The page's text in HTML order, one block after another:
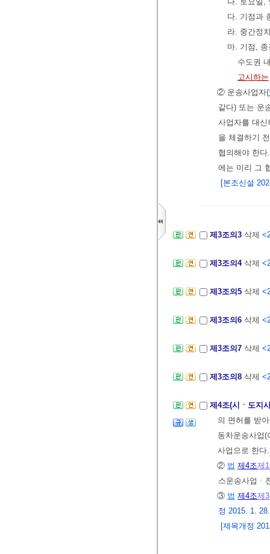
다. 기점과
라. 중간정
마. 기점,
수도권
고시하는
② 운송사업자(
같다) 또는 운
사업자를 대
을 체결하기
협의해야 한
에는 미리 그
[본조신설
제3조의3 삭제
제3조의4 삭제
제3조의5 삭제
제3조의6 삭제
제3조의7 삭제
제3조의8 삭제
제4조(시ㆍ도지
의 면허를 받
동차운송사업(
사업으로 한
② 법 제4조제
스운송사업ㆍ
③ 법 제4조제
정 2015. 1.
[제목개정